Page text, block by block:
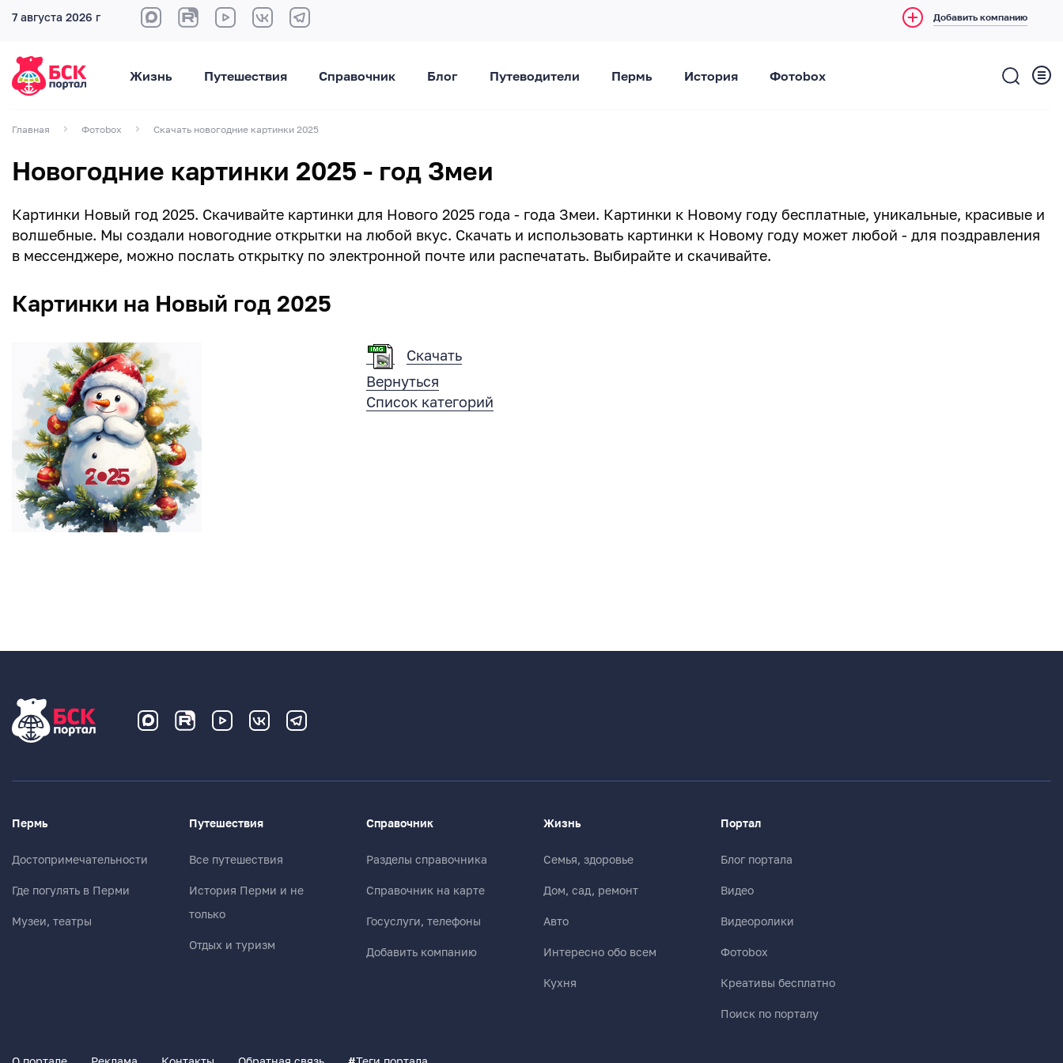
7 августа 2026 г Добавить компанию
Жизнь Путешествия Справочник Блог Путеводители Пермь История Фотоbox
Главная Фотоbox Скачать новогодние картинки 2025
Новогодние картинки 2025 - год Змеи
Картинки Новый год 2025. Скачивайте картинки для Нового 2025 года - года Змеи. Картинки к Новому году бесплатные, уникальные, красивые и
волшебные. Мы создали новогодние открытки на любой вкус. Скачать и использовать картинки к Новому году может любой - для поздравления
в мессенджере, можно послать открытку по электронной почте или распечатать. Выбирайте и скачивайте.
Картинки на Новый год 2025
Скачать
Вернуться
Список категорий
Пермь
Достопримечательности
Где погулять в Перми
Музеи, театры
Путешествия
Все путешествия
История Перми и не
только
Отдых и туризм
Справочник
Разделы справочника
Справочник на карте
Госуслуги, телефоны
Добавить компанию
Жизнь
Семья, здоровье
Дом, сад, ремонт
Авто
Интересно обо всем
Кухня
Портал
Блог портала
Видео
Видеоролики
Фотоbox
Креативы бесплатно
Поиск по порталу